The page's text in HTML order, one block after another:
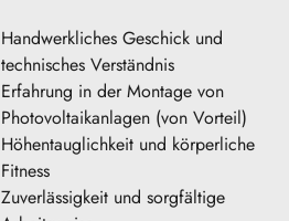
Handwerkliches Geschick und
technisches Verständnis
Erfahrung in der Montage von
Photovoltaikanlagen (von Vorteil)
Höhentauglichkeit und körperliche
Fitness
Zuverlässigkeit und sorgfältige